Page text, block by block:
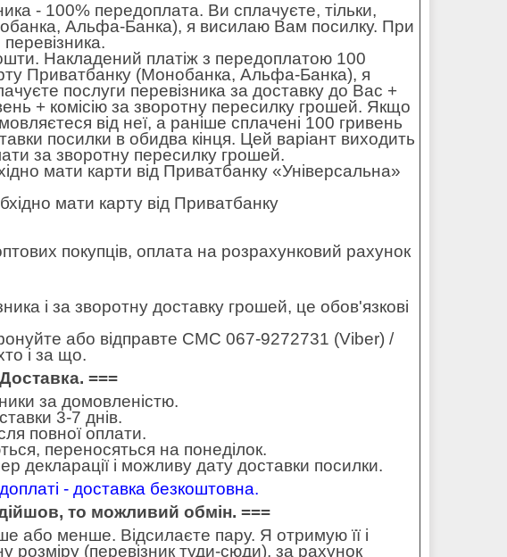
- 100% передоплата. Ви сплачуєте, тільки,
Альфа-Банка), я висилаю Вам посилку. При
Накладений платіж з передоплатою 100
Приватбанку (Монобанка, Альфа-Банка), я
послуги перевізника за доставку до Вас +
+ комісію за зворотну пересилку грошей. Якщо
від неї, а раніше сплачені 100 гривень
посилки в обидва кінця. Цей варіант виходить
за зворотну пересилку грошей.
мати карти від Приватбанку «Універсальна»
мати карту від Приватбанку
покупців, оплата на розрахунковий рахунок
і за зворотну доставку грошей, це обов'язкові
або відправте СМС 067-9272731 (Viber) /
і за що.
===
за домовленістю.
3-7 днів.
повної оплати.
переносяться на понеділок.
і можливу дату доставки посилки.
- доставка безкоштовна.
то можливий обмін. ===
або менше. Відсилаєте пару. Я отримую її і
розміру (перевізник туди-сюди), за рахунок